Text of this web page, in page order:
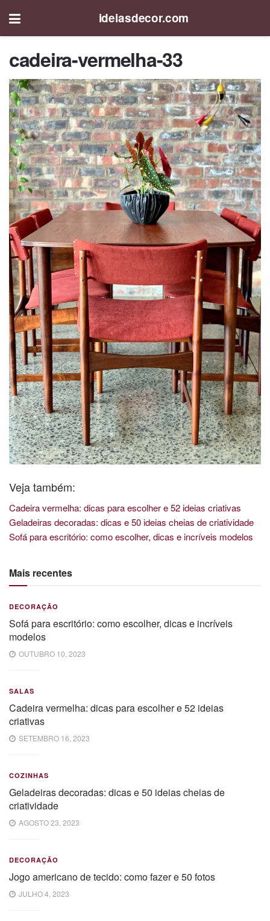
ideiasdecor.com
cadeira-vermelha-33
Veja também:
Cadeira vermelha: dicas para escolher e 52 ideias criativas
Geladeiras decoradas: dicas e 50 ideias cheias de criatividade
Sofá para escritório: como escolher, dicas e incríveis modelos
Mais recentes
DECORAÇÃO
Sofá para escritório: como escolher, dicas e incríveis
modelos
OUTUBRO 10, 2023
SALAS
Cadeira vermelha: dicas para escolher e 52 ideias
criativas
SETEMBRO 16, 2023
COZINHAS
Geladeiras decoradas: dicas e 50 ideias cheias de
criatividade
AGOSTO 23, 2023
DECORAÇÃO
Jogo americano de tecido: como fazer e 50 fotos
JULHO 4, 2023